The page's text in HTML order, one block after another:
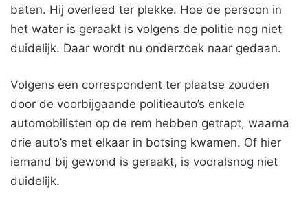
baten. Hij overleed ter plekke. Hoe de persoon in
het water is geraakt is volgens de politie nog niet
duidelijk. Daar wordt nu onderzoek naar gedaan.
Volgens een correspondent ter plaatse zouden
door de voorbijgaande politieauto’s enkele
automobilisten op de rem hebben getrapt, waarna
drie auto’s met elkaar in botsing kwamen. Of hier
iemand bij gewond is geraakt, is vooralsnog niet
duidelijk.